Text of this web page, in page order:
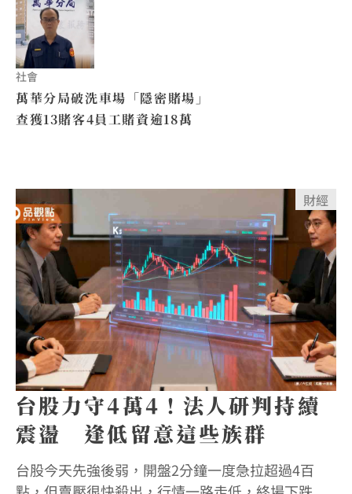
社會
萬華分局破洗車場「隱密賭場」
查獲13賭客4員工賭資逾18萬
台股力守4萬4！法人研判持續
震盪 逢低留意這些族群
台股今天先強後弱，開盤2分鐘一度急拉超過4百
財經